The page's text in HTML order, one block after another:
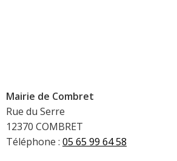
Mairie de Combret
Rue du Serre
12370 COMBRET
Téléphone : 05 65 99 64 58